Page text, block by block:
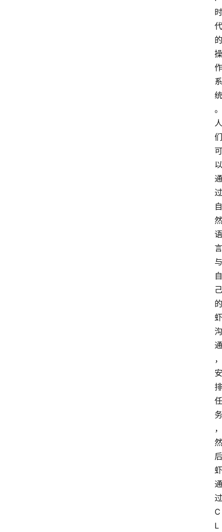
时
代
的
操
作
系
统
。
人
们
可
以
通
过
自
然
语
言
与
自
己
的
虾
沟
通
，
安
排
任
务
，
然
后
虾
通
过
C
L